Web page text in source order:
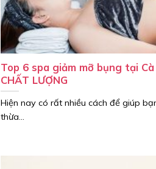
Top 6 spa giảm mỡ bụng tại Cà
CHẤT LƯỢNG
Hiện nay có rất nhiều cách để giúp
thừa...